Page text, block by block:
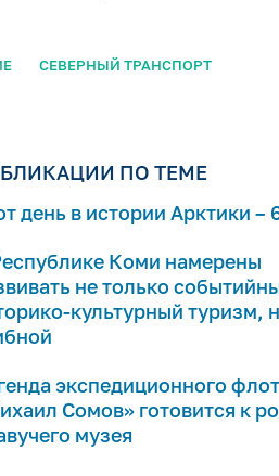
СЕВЕРНЫЙ ТРАНСПОРТ
ПО ТЕМЕ
день в истории Арктики –
Коми намерены
не только
культурный туризм,
экспедиционного
Сомов» готовится к
музея